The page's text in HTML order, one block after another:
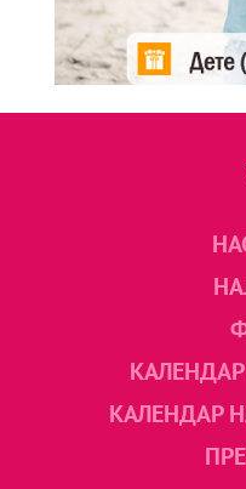
КАЛЕНДАР